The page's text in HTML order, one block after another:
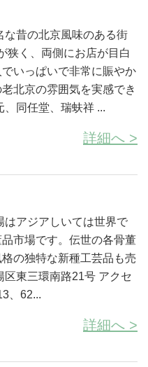
な昔の北京風味のある街
狭く、両側にお店が目白
いっぱいで非常に賑やか
北京の雰囲気を実感でき
、同任堂、瑞蚨祥 ...
詳細へ >
はアジアしいては世界で
市場です。伝世の各骨董
の独特な新種工芸品も売
区東三環南路21号 アクセ
、62...
詳細へ >